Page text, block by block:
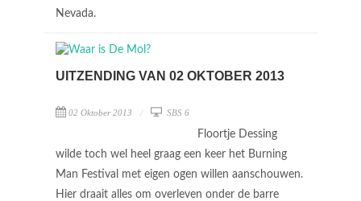
Nevada.
UITZENDING VAN 02 OKTOBER 2013
02 Oktober 2013 SBS 6
Floortje Dessing
wilde toch wel heel graag een keer het Burning
Man Festival met eigen ogen willen aanschouwen.
Hier draait alles om overleven onder de barre